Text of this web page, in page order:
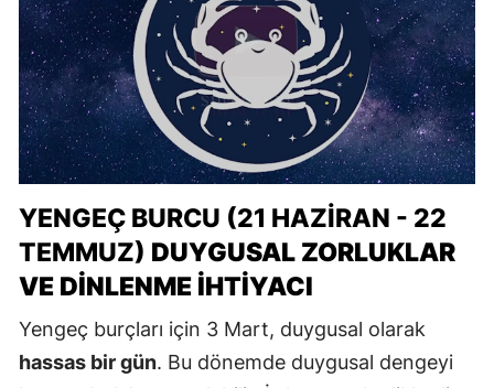
YENGEÇ BURCU (21 HAZIRAN - 22
TEMMUZ) DUYGUSAL ZORLUKLAR
VE DINLENME İHTIYACI
Yengeç burçları için 3 Mart, duygusal olarak
hassas bir gün. Bu dönemde duygusal dengeyi